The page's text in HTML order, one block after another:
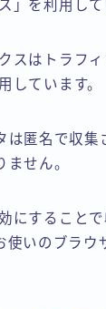
」を利用して
スはトラフ
しています。
は匿名で収集
せん。
にすること
使いのブラウ